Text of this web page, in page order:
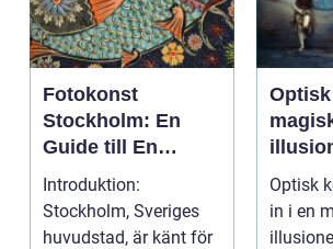
Fotokonst
Stockholm: En
Guide till En
Kreativ Upplevelse
i Sveriges
Huvudstad
Introduktion:
Stockholm, Sveriges
huvudstad, är känt för
Optisk
in i en